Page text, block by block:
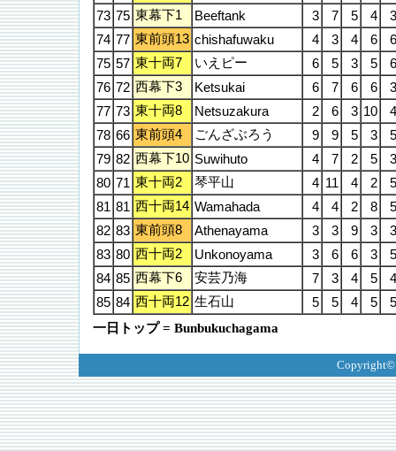
73 75 東幕下1 Beeftank 3 7 5 4
74 77 東前頭13 chishafuwaku 4 3 4 6
75 57 東十両7 いえピー 6 5 3 5
76 72 西幕下3 Ketsukai 6 7 6 6
77 73 東十両8 Netsuzakura 2 6 3 10
78 66 東前頭4 ごんざぶろう 9 9 5 3
79 82 西幕下10 Suwihuto 4 7 2 5
80 71 東十両2 琴平山 4 11 4 2
81 81 西十両14 Wamahada 4 4 2 8
82 83 東前頭8 Athenayama 3 3 9 3
83 80 西十両2 Unkonoyama 3 6 6 3
84 85 西幕下6 安芸乃海 7 3 4 5
85 84 西十両12 生石山 5 5 4 5
一日トップ = Bunbukuchagama